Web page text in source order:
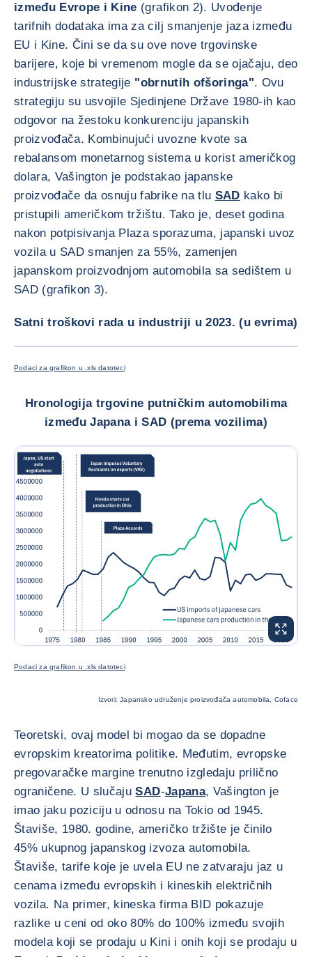
između Evrope i Kine (grafikon 2). Uvođenje
tarifnih dodataka ima za cilj smanjenje jaza između
EU i Kine. Čini se da su ove nove trgovinske
barijere, koje bi vremenom mogle da se ojačaju, deo
industrijske strategije "obrnutih ofšoringa". Ovu
strategiju su usvojile Sjedinjene Države 1980-ih kao
odgovor na žestoku konkurenciju japanskih
proizvođača. Kombinujući uvozne kvote sa
rebalansom monetarnog sistema u korist američkog
dolara, Vašington je podstakao japanske
proizvođače da osnuju fabrike na tlu SAD kako bi
pristupili američkom tržištu. Tako je, deset godina
nakon potpisivanja Plaza sporazuma, japanski uvoz
vozila u SAD smanjen za 55%, zamenjen
japanskom proizvodnjom automobila sa sedištem u
SAD (grafikon 3).
Satni troškovi rada u industriji u 2023. (u evrima)
Podaci za grafikon u .xls datoteci
Hronologija trgovine putničkim automobilima
između Japana i SAD (prema vozilima)
Podaci za grafikon u .xls datoteci
Izvori: Japansko udruženje proizvođača automobila, Coface
Teoretski, ovaj model bi mogao da se dopadne
evropskim kreatorima politike. Međutim, evropske
pregovaračke margine trenutno izgledaju prilično
ograničene. U slučajuSAD-Japana, Vašington je
imao jaku poziciju u odnosu na Tokio od 1945.
Štaviše, 1980. godine, američko tržište je činilo
45% ukupnog japanskog izvoza automobila.
Štaviše, tarife koje je uvela EU ne zatvaraju jaz u
cenama između evropskih i kineskih električnih
vozila. Na primer, kineska firma BID pokazuje
razlike u ceni od oko 80% do 100% između svojih
modela koji se prodaju u Kini i onih koji se prodaju u